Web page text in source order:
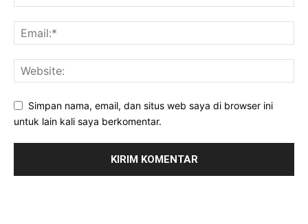
Simpan nama, email, dan situs web saya di browser ini
untuk lain kali saya berkomentar.